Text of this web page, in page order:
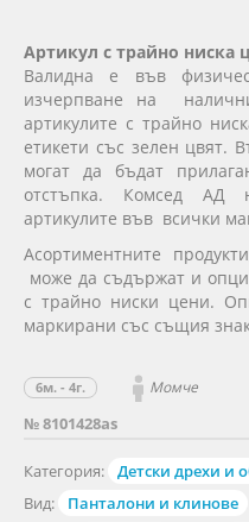
№ 8101428as
Категория:
Детски дрехи и
Вид:
Панталони и клинове
6м. - 4г. Момче
Артикул с трайно ниска
Валидна е във
изчерпване на
артикулите с трайно
етикети със зелен цвят.
могат да бъдат
отстъпка. Комсед АД
артикулите във всички
Асортиментните
може да съдържат и
с трайно ниски цени.
маркирани със същия